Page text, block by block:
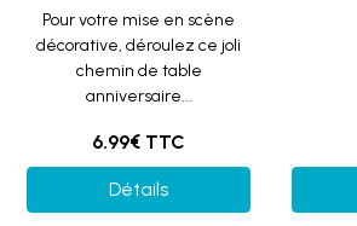
Pour votre mise en scène
décorative, déroulez ce joli
chemin de table
anniversaire...
6.99€ TTC
Détails